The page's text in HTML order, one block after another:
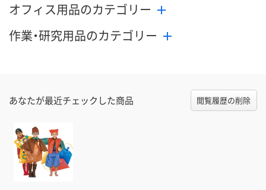
オフィス用品のカテゴリー
作業・研究用品のカテゴリー
あなたが最近チェックした商品 閲覧履歴の削除